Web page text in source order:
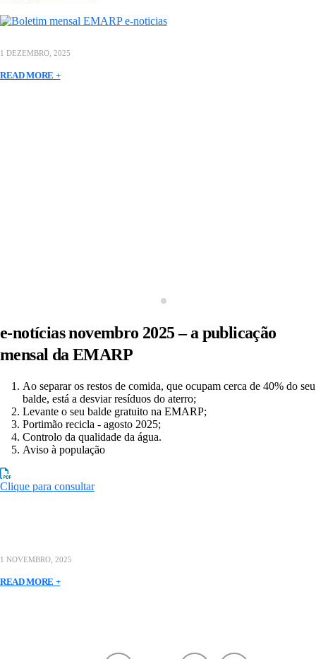
1 DEZEMBRO, 2025
READ MORE +
e-notícias novembro 2025 – a publicação
mensal da EMARP
Ao separar os restos de comida, que ocupam cerca de 40% do seu
balde, está a desviar resíduos do aterro;
Levante o seu balde gratuito na EMARP;
Portimão recicla - agosto 2025;
Controlo da qualidade da água.
Aviso à população
Clique para consultar
1 NOVEMBRO, 2025
READ MORE +